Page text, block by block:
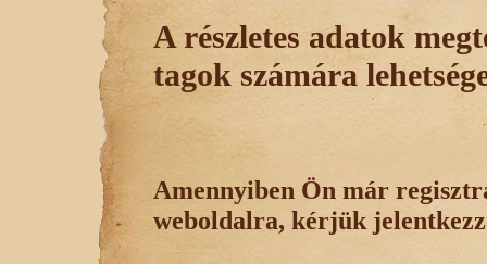
A részletes adatok
tagok számára
Amennyiben Ön már
weboldalra, kérjük